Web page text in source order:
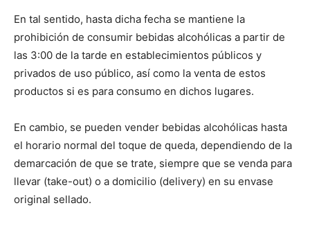
En tal sentido, hasta dicha fecha se mantiene la
prohibición de consumir bebidas alcohólicas a partir de
las 3:00 de la tarde en establecimientos públicos y
privados de uso público, así como la venta de estos
productos si es para consumo en dichos lugares.
En cambio, se pueden vender bebidas alcohólicas hasta
el horario normal del toque de queda, dependiendo de la
demarcación de que se trate, siempre que se venda para
llevar (take-out) o a domicilio (delivery) en su envase
original sellado.